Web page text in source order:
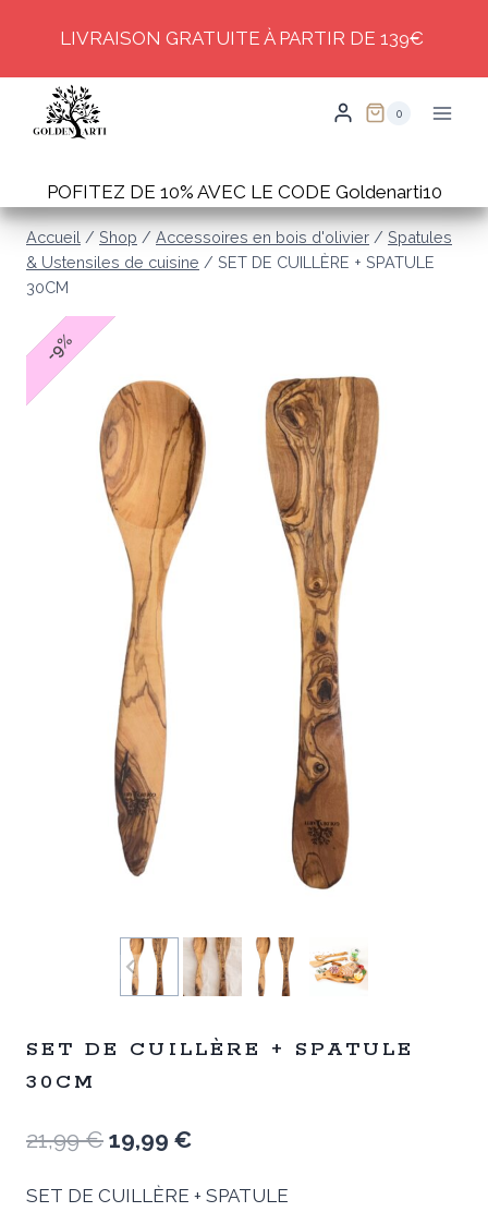
content
LIVRAISON GRATUITE À PARTIR DE 139€
0
POFITEZ DE 10% AVEC LE CODE Goldenarti10
Accueil / Shop / Accessoires en bois d'olivier / Spatules
& Ustensiles de cuisine / SET DE CUILLÈRE + SPATULE
30CM
-
9
%
SET DE CUILLÈRE + SPATULE
30CM
21,99€ Le
19,99 €Le
SET DE CUILLÈRE + SPATULE